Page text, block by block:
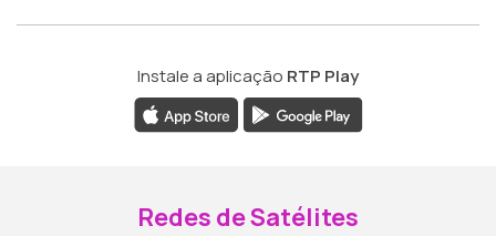
Instale a aplicação RTP Play
Redes de Satélites